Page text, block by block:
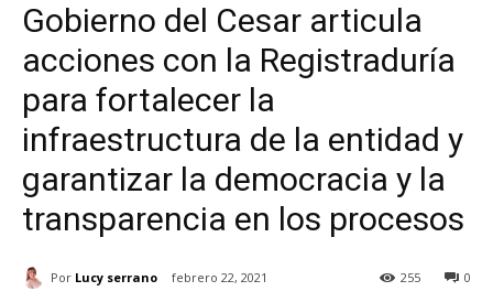
Gobierno del Cesar articula
acciones con la Registraduría
para fortalecer la
infraestructura de la entidad y
garantizar la democracia y la
transparencia en los procesos
Por Lucy serrano febrero 22, 2021 0
255